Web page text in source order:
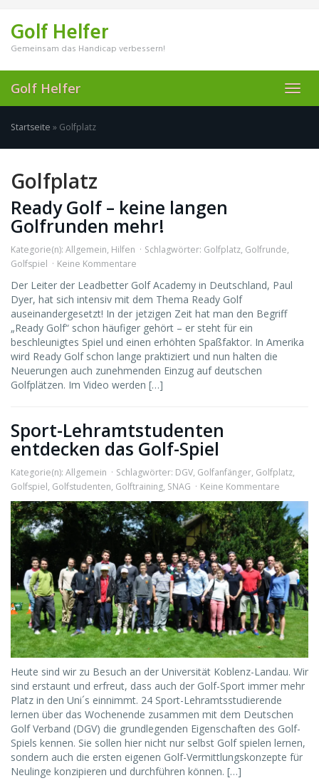
main
content
Golf Helfer
Gemeinsam das Handicap verbessern!
Golf Helfer
Startseite » Golfplatz
Golfplatz
Ready Golf – keine langen
Golfrunden mehr!
Kategorie(n): Allgemein, Hilfen Schlagwörter: Golfplatz, Golfrunde,
Golfspiel
Keine Kommentare
Der Leiter der Leadbetter Golf Academy in Deutschland, Paul
Dyer, hat sich intensiv mit dem Thema Ready Golf
auseinandergesetzt! In der jetzigen Zeit hat man den Begriff
„Ready Golf“ schon häufiger gehört – er steht für ein
beschleunigtes Spiel und einen erhöhten Spaßfaktor. In Amerika
wird Ready Golf schon lange praktiziert und nun halten die
Neuerungen auch zunehmenden Einzug auf deutschen
Golfplätzen. Im Video werden […]
Sport-Lehramtstudenten
entdecken das Golf-Spiel
Kategorie(n): Allgemein Schlagwörter: DGV, Golfanfänger, Golfplatz,
Golfspiel, Golfstudenten, Golftraining, SNAG Keine Kommentare
Heute sind wir zu Besuch an der Universität Koblenz-Landau. Wir
sind erstaunt und erfreut, dass auch der Golf-Sport immer mehr
Platz in den Uni´s einnimmt. 24 Sport-Lehramtsstudierende
lernen über das Wochenende zusammen mit dem Deutschen
Golf Verband (DGV) die grundlegenden Eigenschaften des Golf-
Spiels kennen. Sie sollen hier nicht nur selbst Golf spielen lernen,
sondern auch die ersten eigenen Golf-Vermittlungskonzepte für
Neulinge konzipieren und durchführen können. […]